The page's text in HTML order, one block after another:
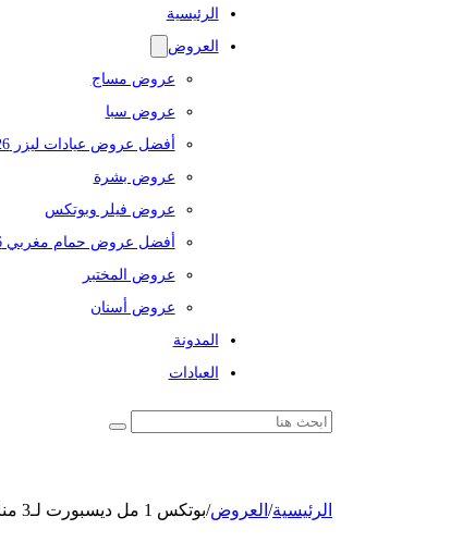
الرئيسية
العروض
عروض مساج
عروض سبا
أفضل عروض عيادات ليزر 2026
عروض بشرة
عروض فيلر وبوتكس
أفضل عروض حمام مغربي 2026
عروض المختبر
عروض أسنان
المدونة
العيادات
الرئيسية/ العروض/بوتكس 1 مل ديسبورت لـ3 مناطق